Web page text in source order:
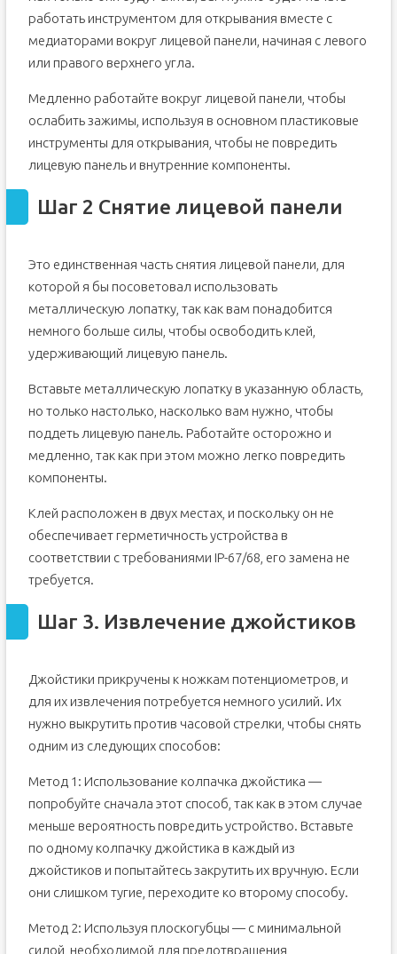
работать инструментом для открывания вместе с
медиаторами вокруг лицевой панели, начиная с левого
или правого верхнего угла.
Медленно работайте вокруг лицевой панели, чтобы
ослабить зажимы, используя в основном пластиковые
инструменты для открывания, чтобы не повредить
лицевую панель и внутренние компоненты.
Шаг 2 Снятие лицевой панели
Это единственная часть снятия лицевой панели, для
которой я бы посоветовал использовать
металлическую лопатку, так как вам понадобится
немного больше силы, чтобы освободить клей,
удерживающий лицевую панель.
Вставьте металлическую лопатку в указанную область,
но только настолько, насколько вам нужно, чтобы
поддеть лицевую панель. Работайте осторожно и
медленно, так как при этом можно легко повредить
компоненты.
Клей расположен в двух местах, и поскольку он не
обеспечивает герметичность устройства в
соответствии с требованиями IP-67/68, его замена не
требуется.
Шаг 3. Извлечение джойстиков
Джойстики прикручены к ножкам потенциометров, и
для их извлечения потребуется немного усилий. Их
нужно выкрутить против часовой стрелки, чтобы снять
одним из следующих способов:
Метод 1: Использование колпачка джойстика —
попробуйте сначала этот способ, так как в этом случае
меньше вероятность повредить устройство. Вставьте
по одному колпачку джойстика в каждый из
джойстиков и попытайтесь закрутить их вручную. Если
они слишком тугие, переходите ко второму способу.
Метод 2: Используя плоскогубцы — с минимальной
силой, необходимой для предотвращения